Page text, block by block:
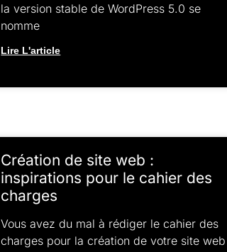
la version stable de WordPress 5.0 se
nomme
Lire L'article
Création de site web :
inspirations pour le cahier des
charges
Vous avez du mal à rédiger le cahier des
charges pour la création de votre site web